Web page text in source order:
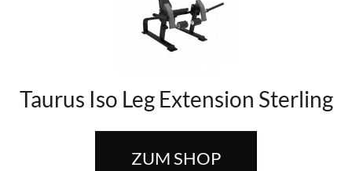
Taurus Iso Leg Extension Sterling
ZUM SHOP